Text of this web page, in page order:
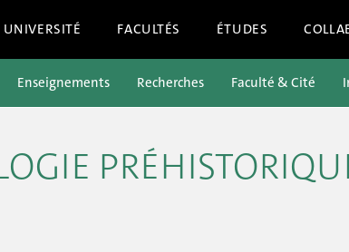
UNIVERSITÉ FACULTÉS ÉTUDES
Enseignements Recherches Faculté & Cité